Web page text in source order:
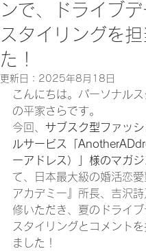
ンで、ドライブ
スタイリングを
た！
更新日： 2025年8月18日
こんにちは。パーソナル
の平家さらです。
今回、 サブスク型ファッ
ルサービス「
ーアドレス）」様のマガジ
て、日本最大級の婚活恋
アカデミー』所長、吉沢
修いただき、夏のドライ
スタイリングとコメント
ました！